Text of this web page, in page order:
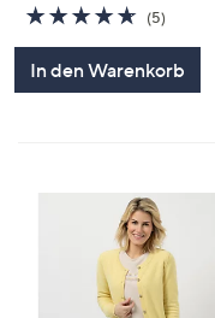
4.6
von
(5)5
In den Warenkorb